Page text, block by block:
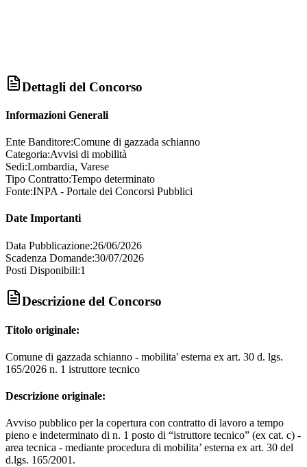
Dettagli del Concorso
Informazioni Generali
Ente Banditore:Comune di gazzada schianno
Categoria:Avvisi di mobilità
Sedi:Lombardia, Varese
Tipo Contratto:Tempo determinato
Fonte:INPA - Portale dei Concorsi Pubblici
Date Importanti
Data Pubblicazione:26/06/2026
Scadenza Domande:30/07/2026
Posti Disponibili:1
Descrizione del Concorso
Titolo originale:
Comune di gazzada schianno - mobilita' esterna ex art. 30 d. lgs.
165/2026 n. 1 istruttore tecnico
Descrizione originale:
Avviso pubblico per la copertura con contratto di lavoro a tempo
pieno e indeterminato di n. 1 posto di “istruttore tecnico” (ex cat. c) -
area tecnica - mediante procedura di mobilita’ esterna ex art. 30 del
d.lgs. 165/2001.